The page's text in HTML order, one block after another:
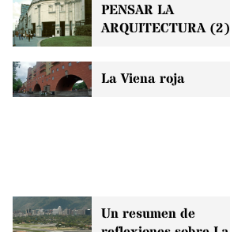
PENSAR LA
ARQUITECTURA (2)
La Viena roja
Un resumen de